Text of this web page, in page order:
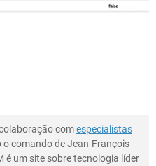
comespecialistas
o comando de Jean-François
é um site sobre tecnologia líder